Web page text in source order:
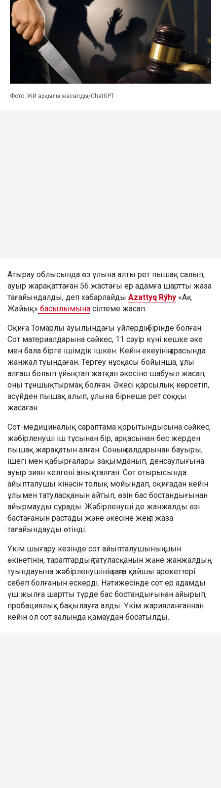
Фото: ЖИ арқылы жасалды/ChatGPT
Атырау облысында өз ұлына алты рет пышақ салып,
ауыр жарақаттаған 56 жастағы ер адамға шартты жаза
тағайындалды, деп хабарлайды Azattyq Rýhy «Ақ
Жайық» басылымына сілтеме жасап.
Оқиға Томарлы ауылындағы үйлердің бірінде болған.
Сот материалдарына сәйкес, 11 сәуір күні кешке әке
мен бала бірге ішімдік ішкен. Кейін екеуінің арасында
жанжал туындаған. Тергеу нұсқасы бойынша, ұлы
алғаш болып ұйықтап жатқан әкесіне шабуыл жасап,
оны тұншықтырмақ болған. Әкесі қарсылық көрсетіп,
асүйден пышақ алып, ұлына бірнеше рет соққы
жасаған.
Сот-медициналық сараптама қорытындысына сәйкес,
жәбірленуші іш тұсынан бір, арқасынан бес жерден
пышақ жарақатын алған. Соның салдарынан бауыры,
ішегі мен қабырғалары зақымданып, денсаулығына
ауыр зиян келгені анықталған. Сот отырысында
айыпталушы кінәсін толық мойындап, оқиғадан кейін
ұлымен татуласқанын айтып, өзін бас бостандығынан
айырмауды сұрады. Жәбірленуші де жанжалды өзі
бастағанын растады және әкесіне жеңіл жаза
тағайындауды өтінді.
Үкім шығару кезінде сот айыпталушының шын
өкінетінін, тараптардың татуласқанын және жанжалдың
туындауына жәбірленушінің заңға қайшы әрекеттері
себеп болғанын ескерді. Нәтижесінде сот ер адамды
үш жылға шартты түрде бас бостандығынан айырып,
пробациялық бақылауға алды. Үкім жарияланғаннан
кейін ол сот залында қамаудан босатылды.